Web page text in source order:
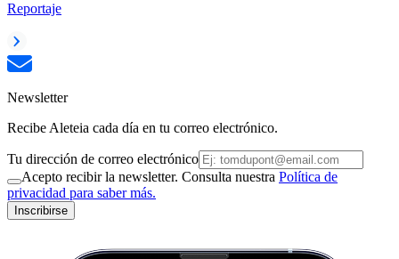
Reportaje
Newsletter
Recibe Aleteia cada día en tu correo electrónico.
Tu dirección de correo electrónico
Acepto recibir la newsletter. Consulta nuestra Política de
privacidad para saber más.
Inscribirse